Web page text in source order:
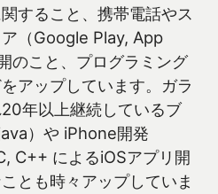
すること、携帯電話やス
（Google Play, App
のこと、プログラミング
アップしています。ガラ
年以上継続しているブ
）や iPhone開発
C++ によるiOSアプリ開
とも時々アップしていま